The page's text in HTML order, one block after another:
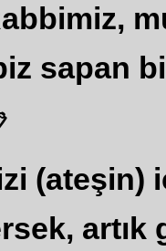
sapan
(ateşin)